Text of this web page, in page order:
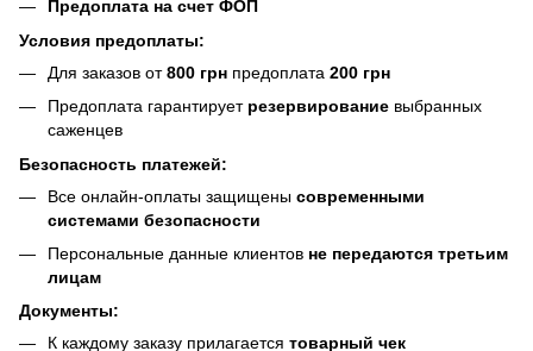
Предоплата на счет ФОП
Условия предоплаты:
Для заказов от800 грн предоплата 200 грн
Предоплата гарантирует резервирование выбранных
саженцев
Безопасность платежей:
Все онлайн-оплаты защищены современными
системами безопасности
Персональные данные клиентов не передаются третьим
лицам
Документы:
К каждому заказу прилагается товарный чек